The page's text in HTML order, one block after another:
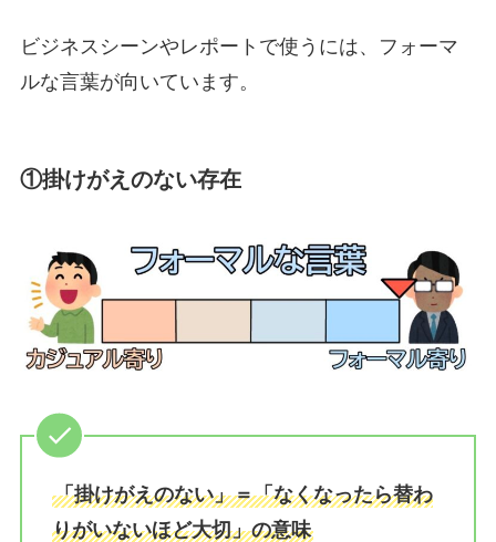
ビジネスシーンやレポートで使うには、フォーマ
ルな言葉が向いています。
①掛けがえのない存在
「掛けがえのない」＝「なくなったら替わ
りがいないほど大切」の意味